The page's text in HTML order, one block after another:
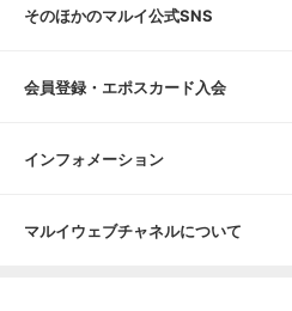
そのほかのマルイ公式SNS
会員登録・エポスカード入会
インフォメーション
マルイウェブチャネルについて